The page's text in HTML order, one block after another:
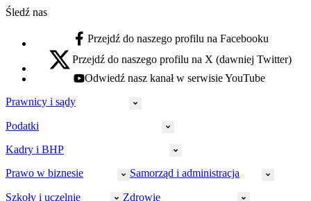
Śledź nas
facebook - otwiera się w nowej karcie
Przejdź do naszego profilu na Facebooku
x - otwiera się w nowej karcie
Przejdź do naszego profilu na X (dawniej Twitter)
youtube - otwiera się w nowej karcie
Odwiedź nasz kanał w serwisie YouTube
Prawnicy i sądy
Prawnicy
Policja
Podatki
CIT
Akcyza
Kadry i BHP
HR
Prawo w biznesie Samorząd i administracja
Szkoły i uczelnie Zdrowie